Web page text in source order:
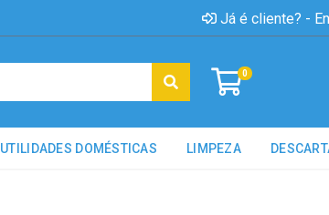
Já é cliente? -
0
UTILIDADES DOMÉSTICAS LIMPEZA